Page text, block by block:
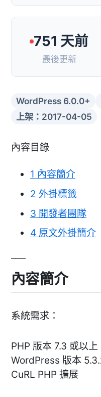
751 天前
最後更新
WordPress 6.0.0+
上架：2017-04-05
內容目錄
1 內容簡介
2 外掛標籤
3 開發者團隊
4 原文外掛簡介
內容簡介
系統需求：
PHP 版本 7.3 或以上
WordPress 版本
CuRL PHP 擴展